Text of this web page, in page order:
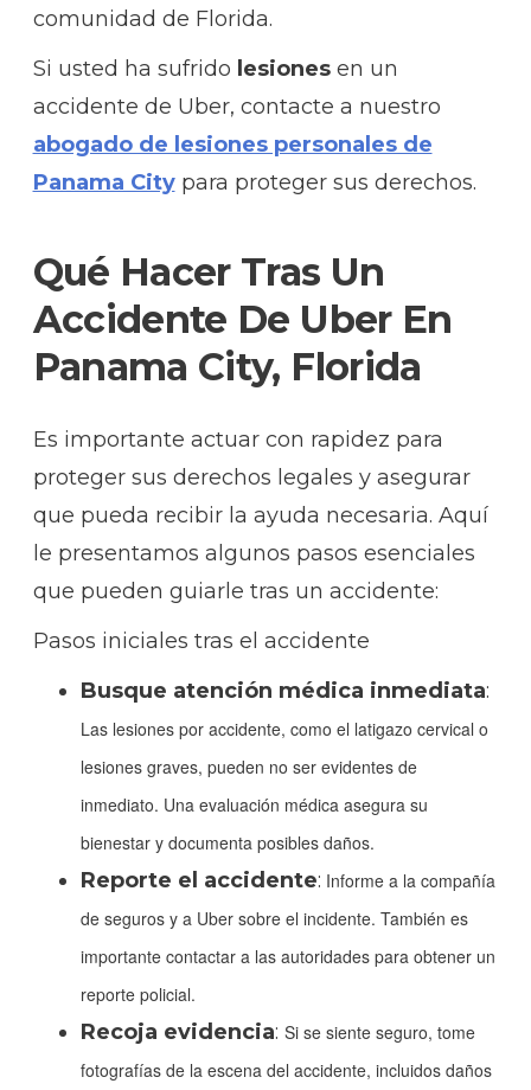
comunidad de Florida.
Si usted ha sufrido lesionesen un
accidente de Uber, contacte a nuestro
abogado de lesiones personales de
Panama Citypara proteger sus derechos.
Qué Hacer Tras Un
Accidente De Uber En
Panama City, Florida
Es importante actuar con rapidez para
proteger sus derechos legales y asegurar
que pueda recibir la ayuda necesaria. Aquí
le presentamos algunos pasos esenciales
que pueden guiarle tras un accidente:
Pasos iniciales tras el accidente
Busque atención médica inmediata:
Las lesiones por accidente, como el latigazo cervical o
lesiones graves, pueden no ser evidentes de
inmediato. Una evaluación médica asegura su
bienestar y documenta posibles daños.
Reporte el accidente: Informe a la compañía
de seguros y a Uber sobre el incidente. También es
importante contactar a las autoridades para obtener un
reporte policial.
Recoja evidencia: Si se siente seguro, tome
fotografías de la escena del accidente, incluidos daños